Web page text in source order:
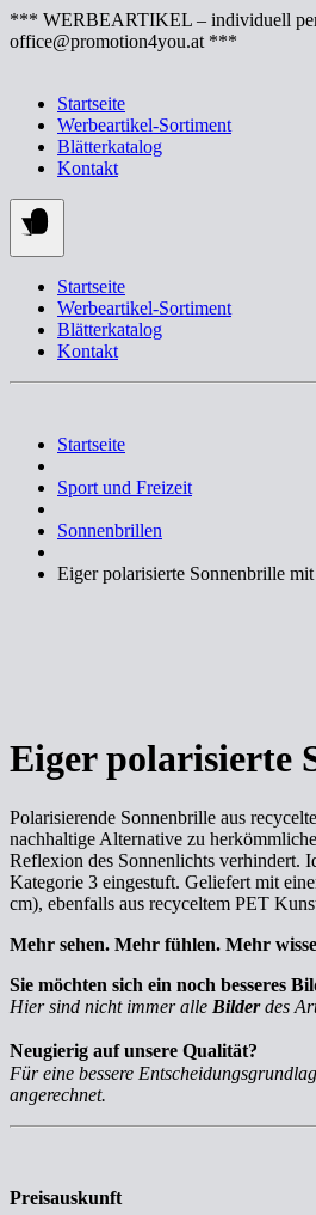
Springe
zum
*** WERBEARTIKEL – individuell
office@promotion4you.at ***
Startseite
Werbeartikel-Sortiment
Blätterkatalog
Kontakt
Startseite
Werbeartikel-Sortiment
Blätterkatalog
Kontakt
Startseite
Sport und Freizeit
Sonnenbrillen
Eiger polarisierte Sonnenbrille
Eiger polarisierte
Polarisierende Sonnenbrille aus
nachhaltige Alternative zu
Reflexion des Sonnenlichts verhindert.
Kategorie 3 eingestuft. Geliefert mit
cm), ebenfalls aus recyceltem PET
Mehr sehen. Mehr fühlen. Mehr
Sie möchten sich ein noch besseres
Hier sind nicht immer alle Bilderdes
Neugierig auf unsere Qualität?
Für eine bessere
angerechnet.
Preisauskunft